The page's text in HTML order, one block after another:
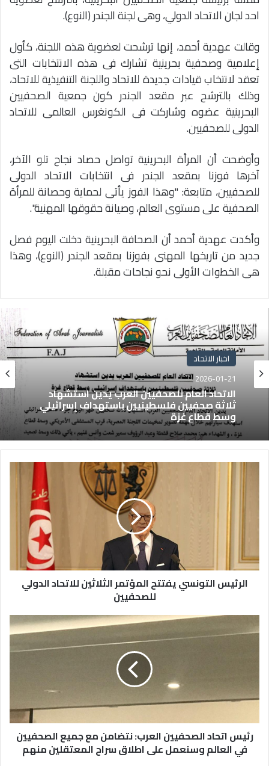
احد لجان الاتحاد الدولي، وهى لجنة الجندر (النوع).
وقالت عهدية أحمد، إنها ترشحت لعضوية هذه اللجنة، كأول
إعلامية وصحفية بحرينية تشارك فى هذه الانتخابات التى
تعقد لانتخاب قيادات جديدة للاتحاد واللجنة التنفيذية للاتحاد،
وذلك بالترشح عبر مقعد الجندر كون جمعية الصحفيين
البحرينية عضوه وشاركت فى الكونغرس العالمى للاتحاد
الدولى للصحفيين.
وأوضحت أن المرأة البحرينية تواصل حصاد نجاح تلو الآخر،
آخرها فوزنا بمقعد الجندر فى انتخابات الاتحاد الدولى
للصحفيين، متابعة: "وهذا الفوز يأتى لحماية وحصانة للمرأة
الصحفية على مستوى العالم، وصيانة حقوقها المهنية".
وأكدت عهدية أحمد أن الصحافة البحرينية دخلت اليوم فصل
جديد من تاريخها المهنى بفوزنا بمقعد الجندر (النوع)، وهذا
هى الخطوات الأولى نحو نجاحات مقبلة.
اخبار الاتحاد
2026-01-21
الاتحاد العام للصحفيين العرب يدين استشهاد
ثلاثة صحفيين فلسطينيين باستهداف إسرائيلي
وسط قطاع غزة
الرئيس التونسي يفتتح المؤتمر الثلاثين للاتحاد الدولي
للصحفيين
رئيس اتحاد الصحفيين العرب: نتضامن مع جميع الصحفيين
في العالم وسنعمل على اطلاق سراح المعتقلين منهم